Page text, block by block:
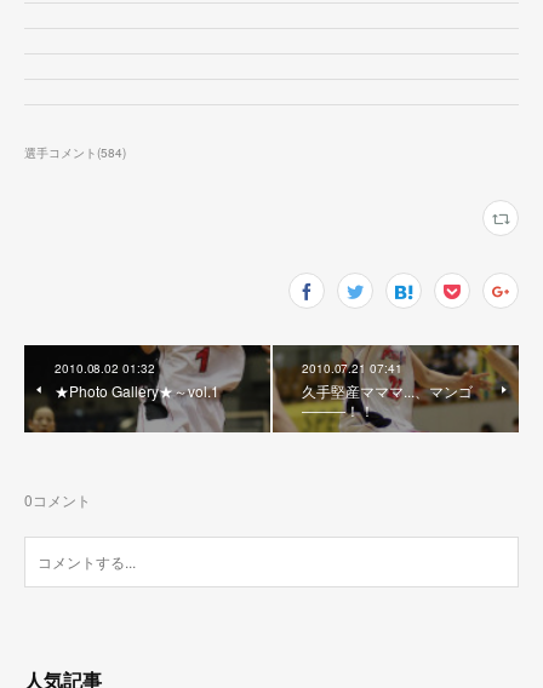
選手コメント(584)
2010.08.02 01:32
★Photo Gallery★～vol.1
2010.07.21 07:41
久手堅産マママ...、マンゴ
―――！！
0コメント
人気記事